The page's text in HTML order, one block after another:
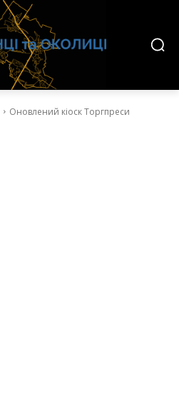
Оновлений кіоск Торгпреси